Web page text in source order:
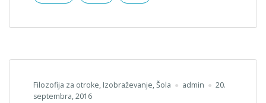
Filozofija za otroke, Izobraževanje,Šola admin
20.
septembra, 2016